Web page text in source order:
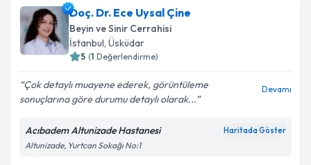
E-posta Adresiniz
Kişisel verilerimin işlenmesine ilişkin
Aydınlatma
Metni'ni okudum ve kişisel verilerimin belirtilen
Doç. Dr. Ece Uysal Çine
Beyin ve Sinir Cerrahisi
İstanbul, Üsküdar
5 (1 Değerlendirme)
Çok detaylı muayene ederek, görüntüleme
sonuçlarına göre durumu detaylı olarak...
Devamı
Acıbadem Altunizade Hastanesi Haritada Göster
Altunizade, Yurtcan Sokağı No:1